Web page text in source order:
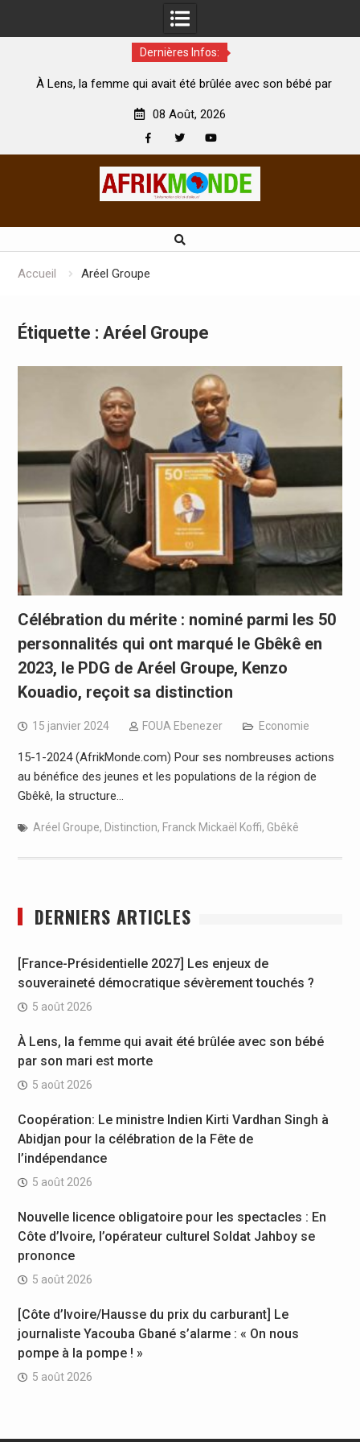
Dernières Infos:
qui avait été brûlée avec son bébé par
Coopération: Le
08 Août, 2026
Accueil Aréel Groupe
Étiquette : Aréel Groupe
Célébration du mérite : nominé parmi les 50
personnalités qui ont marqué le Gbêkê en
2023, le PDG de Aréel Groupe, Kenzo
Kouadio, reçoit sa distinction
15 janvier 2024 FOUA Ebenezer Economie
15-1-2024 (AfrikMonde.com) Pour ses nombreuses actions
au bénéfice des jeunes et les populations de la région de
Gbêkê, la structure…
Aréel Groupe, Distinction, Franck Mickaël Koffi, Gbêkê
DERNIERS ARTICLES
[France-Présidentielle 2027] Les enjeux de
souveraineté démocratique sévèrement touchés ?
5 août 2026
À Lens, la femme qui avait été brûlée avec son bébé
par son mari est morte
5 août 2026
Coopération: Le ministre Indien Kirti Vardhan Singh à
Abidjan pour la célébration de la Fête de
l’indépendance
5 août 2026
Nouvelle licence obligatoire pour les spectacles : En
Côte d’Ivoire, l’opérateur culturel Soldat Jahboy se
prononce
5 août 2026
[Côte d’Ivoire/Hausse du prix du carburant] Le
journaliste Yacouba Gbané s’alarme : « On nous
pompe à la pompe ! »
5 août 2026